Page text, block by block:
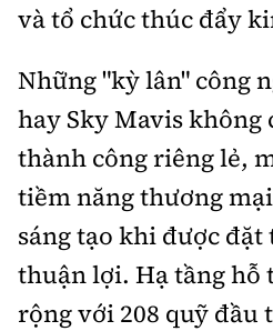
và tổ chức thúc đẩy
Những "kỳ lân" công
hay Sky Mavis không
thành công riêng lẻ,
tiềm năng thương
sáng tạo khi được
thuận lợi. Hạ tầng hỗ
rộng với 208 quỹ đầu